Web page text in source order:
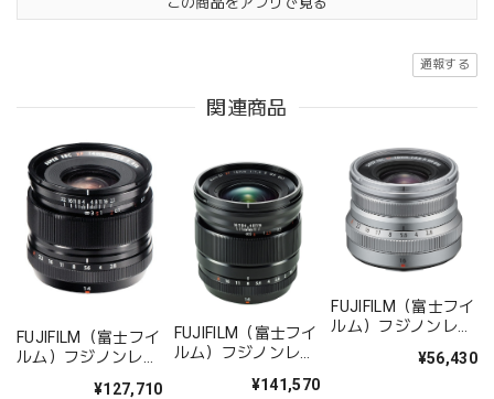
通報する
関連商品
FUJIFILM（富士フイ
ルム）フジノンレン
¥127,710
FUJIFILM（富士フイ
ルム）フジノンレン
¥141,570
FUJIFILM（富士フイ
ルム）フジノンレン
WR シルバー¥56,430